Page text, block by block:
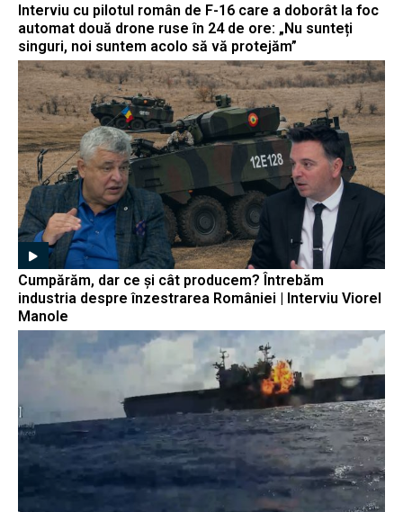
Interviu cu pilotul român de F-16 care a doborât la foc
automat două drone ruse în 24 de ore: „Nu sunteți
singuri, noi suntem acolo să vă protejăm”
Cumpărăm, dar ce și cât producem? Întrebăm
industria despre înzestrarea României | Interviu Viorel
Manole